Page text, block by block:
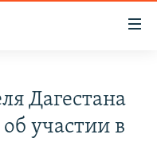
Дагестана
участии в